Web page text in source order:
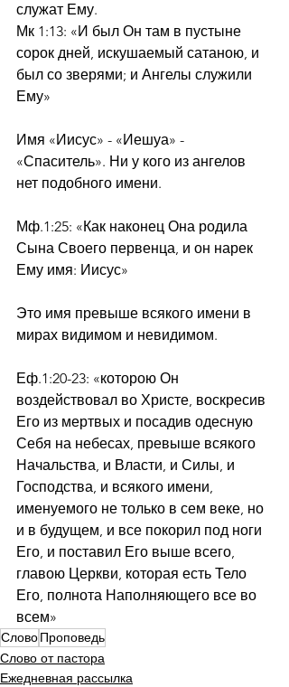
служат Ему.
Мк 1:13: «И был Он там в пустыне
сорок дней, искушаемый сатаною, и
был со зверями; и Ангелы служили
Ему»
Имя «Иисус» - «Иешуа» -
«Спаситель». Ни у кого из ангелов
нет подобного имени.
Мф.1:25: «Как наконец Она родила
Сына Своего первенца, и он нарек
Ему имя: Иисус»
Это имя превыше всякого имени в
мирах видимом и невидимом.
Еф.1:20-23: «которою Он
воздействовал во Христе, воскресив
Его из мертвых и посадив одесную
Себя на небесах, превыше всякого
Начальства, и Власти, и Силы, и
Господства, и всякого имени,
именуемого не только в сем веке, но
и в будущем, и все покорил под ноги
Его, и поставил Его выше всего,
главою Церкви, которая есть Тело
Его, полнота Наполняющего все во
всем»
СловоПроповедь
Слово от пастора
Ежедневная рассылка